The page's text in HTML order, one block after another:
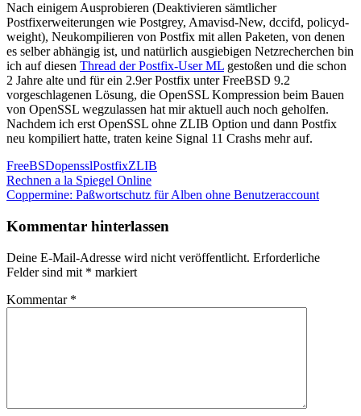
Nach einigem Ausprobieren (Deaktivieren sämtlicher
Postfixerweiterungen wie Postgrey, Amavisd-New, dccifd, policyd-
weight), Neukompilieren von Postfix mit allen Paketen, von denen
es selber abhängig ist, und natürlich ausgiebigen Netzrecherchen bin
ich auf diesen Thread der Postfix-User ML gestoßen und die schon
2 Jahre alte und für ein 2.9er Postfix unter FreeBSD 9.2
vorgeschlagenen Lösung, die OpenSSL Kompression beim Bauen
von OpenSSL wegzulassen hat mir aktuell auch noch geholfen.
Nachdem ich erst OpenSSL ohne ZLIB Option und dann Postfix
neu kompiliert hatte, traten keine Signal 11 Crashs mehr auf.
FreeBSDopensslPostfixZLIB
Beitragsnavigation
Vorheriger
Beitrag:
Rechnen a la Spiegel Online
Nächster
Coppermine: Paßwortschutz für Alben ohne Benutzeraccount
Kommentar hinterlassen
Deine E-Mail-Adresse wird nicht veröffentlicht. Erforderliche
Felder sind mit * markiert
Kommentar *